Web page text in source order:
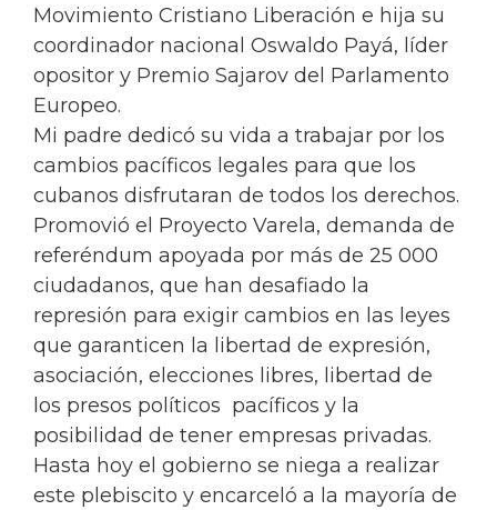
Movimiento Cristiano Liberación e hija su
coordinador nacional Oswaldo Payá, líder
opositor y Premio Sajarov del Parlamento
Europeo.
Mi padre dedicó su vida a trabajar por los
cambios pacíficos legales para que los
cubanos disfrutaran de todos los derechos.
Promovió el Proyecto Varela, demanda de
referéndum apoyada por más de 25 000
ciudadanos, que han desafiado la
represión para exigir cambios en las leyes
que garanticen la libertad de expresión,
asociación, elecciones libres, libertad de
los presos políticos pacíficos y la
posibilidad de tener empresas privadas.
Hasta hoy el gobierno se niega a realizar
este plebiscito y encarceló a la mayoría de